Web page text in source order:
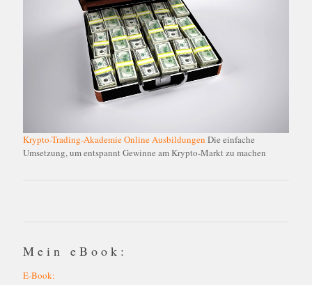
Krypto-Trading-Akademie Online Ausbildungen Die einfache
Umsetzung, um entspannt Gewinne am Krypto-Markt zu machen
Mein eBook:
E-Book: